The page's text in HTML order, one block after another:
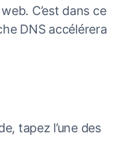
C’est dans ce
DNS accélérera
tapez l’une des